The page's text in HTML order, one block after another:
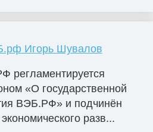
Игорь Шувалов
регламентируется
«О государственной
ВЭБ.РФ» и подчинён
разв...